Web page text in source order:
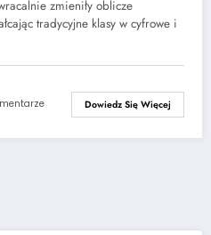
zmieniły oblicze
tradycyjne klasy w cyfrowe i
Dowiedz Się Więcej